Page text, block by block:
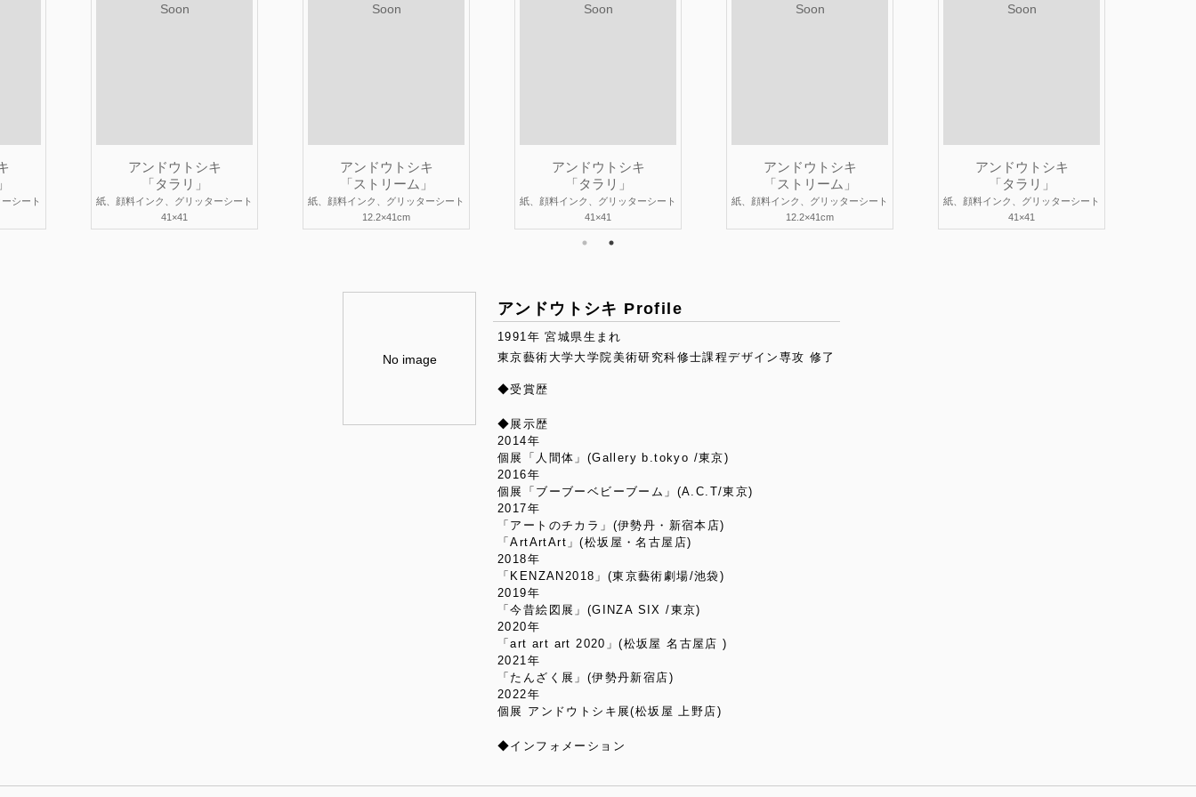
シート
Soon
アンドウトシキ
「タラリ」
紙、顔料インク、グリッターシート
41×41
Soon
アンドウトシキ
「ストリーム」
紙、顔料インク、グリッターシート
12.2×41cm
Soon
アンドウトシキ
「タラリ」
紙、顔料インク、グリッターシート
41×41
Soon
アンドウトシキ
「ストリーム」
紙、顔料インク、グリッターシート
12.2×41cm
Soon
アンドウトシキ
「タラリ」
紙、顔料インク、グリッターシート
41×41
No image
アンドウトシキ Profile
1991年 宮城県生まれ
東京藝術大学大学院美術研究科修士課程デザイン専攻 修了
◆受賞歴
◆展示歴
2014年
個展「人間体」(Gallery b.tokyo /東京)
2016年
個展「ブーブーベビーブーム」(A.C.T/東京)
2017年
「アートのチカラ」(伊勢丹・新宿本店)
「ArtArtArt」(松坂屋・名古屋店)
2018年
「KENZAN2018」(東京藝術劇場/池袋)
2019年
「今昔絵図展」(GINZA SIX /東京)
2020年
「art art art 2020」(松坂屋 名古屋店 )
2021年
「たんざく展」(伊勢丹新宿店)
2022年
個展 アンドウトシキ展(松坂屋 上野店)
◆インフォメーション